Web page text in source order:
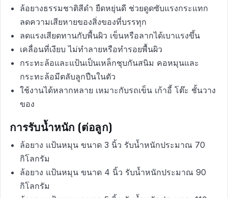
ล้อยางธรรมชาติสีดำ ยืดหยุ่นดี ช่วยดูดซับแรงกระแทก
ลดความเสียหายของสิ่งของที่บรรทุก
ลดแรงเสียดทานกับพื้นผิว เข็นหรือลากได้เบาแรงขึ้น
เคลื่อนที่เงียบ ไม่ทำลายหรือทำรอยพื้นผิว
กระทะล้อและแป้นเป็นเหล็กชุบกันสนิม คอหมุนและ
กระทะล้อมีตลับลูกปืนในตัว
ใช้งานได้หลากหลาย เหมาะกับรถเข็น เก้าอี้ โต๊ะ ชั้นวาง
ของ
การรับน้ำหนัก (ต่อลูก)
ล้อยาง แป้นหมุน ขนาด 3 นิ้ว รับน้ำหนักประมาณ 70
กิโลกรัม
ล้อยาง แป้นหมุน ขนาด 4 นิ้ว รับน้ำหนักประมาณ 90
กิโลกรัม